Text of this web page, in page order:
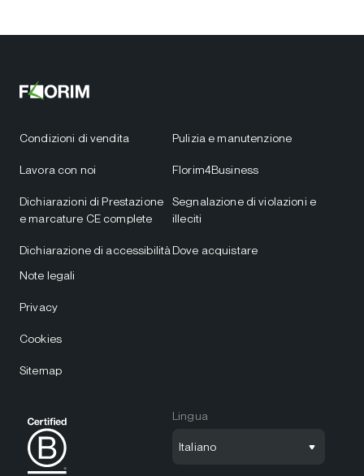
Condizioni di vendita
Lavora con noi
Dichiarazioni di Prestazione
e marcature CE complete
Dichiarazione di accessibilità
Pulizia e manutenzione
Florim4Business
Segnalazione di violazioni e
illeciti
Dove acquistare
Note legali
Privacy
Cookies
Sitemap
Lingua
Italiano